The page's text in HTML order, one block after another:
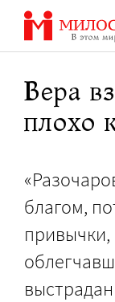
Перейти
содержанию
Вера
плохо
благом,
привычки,